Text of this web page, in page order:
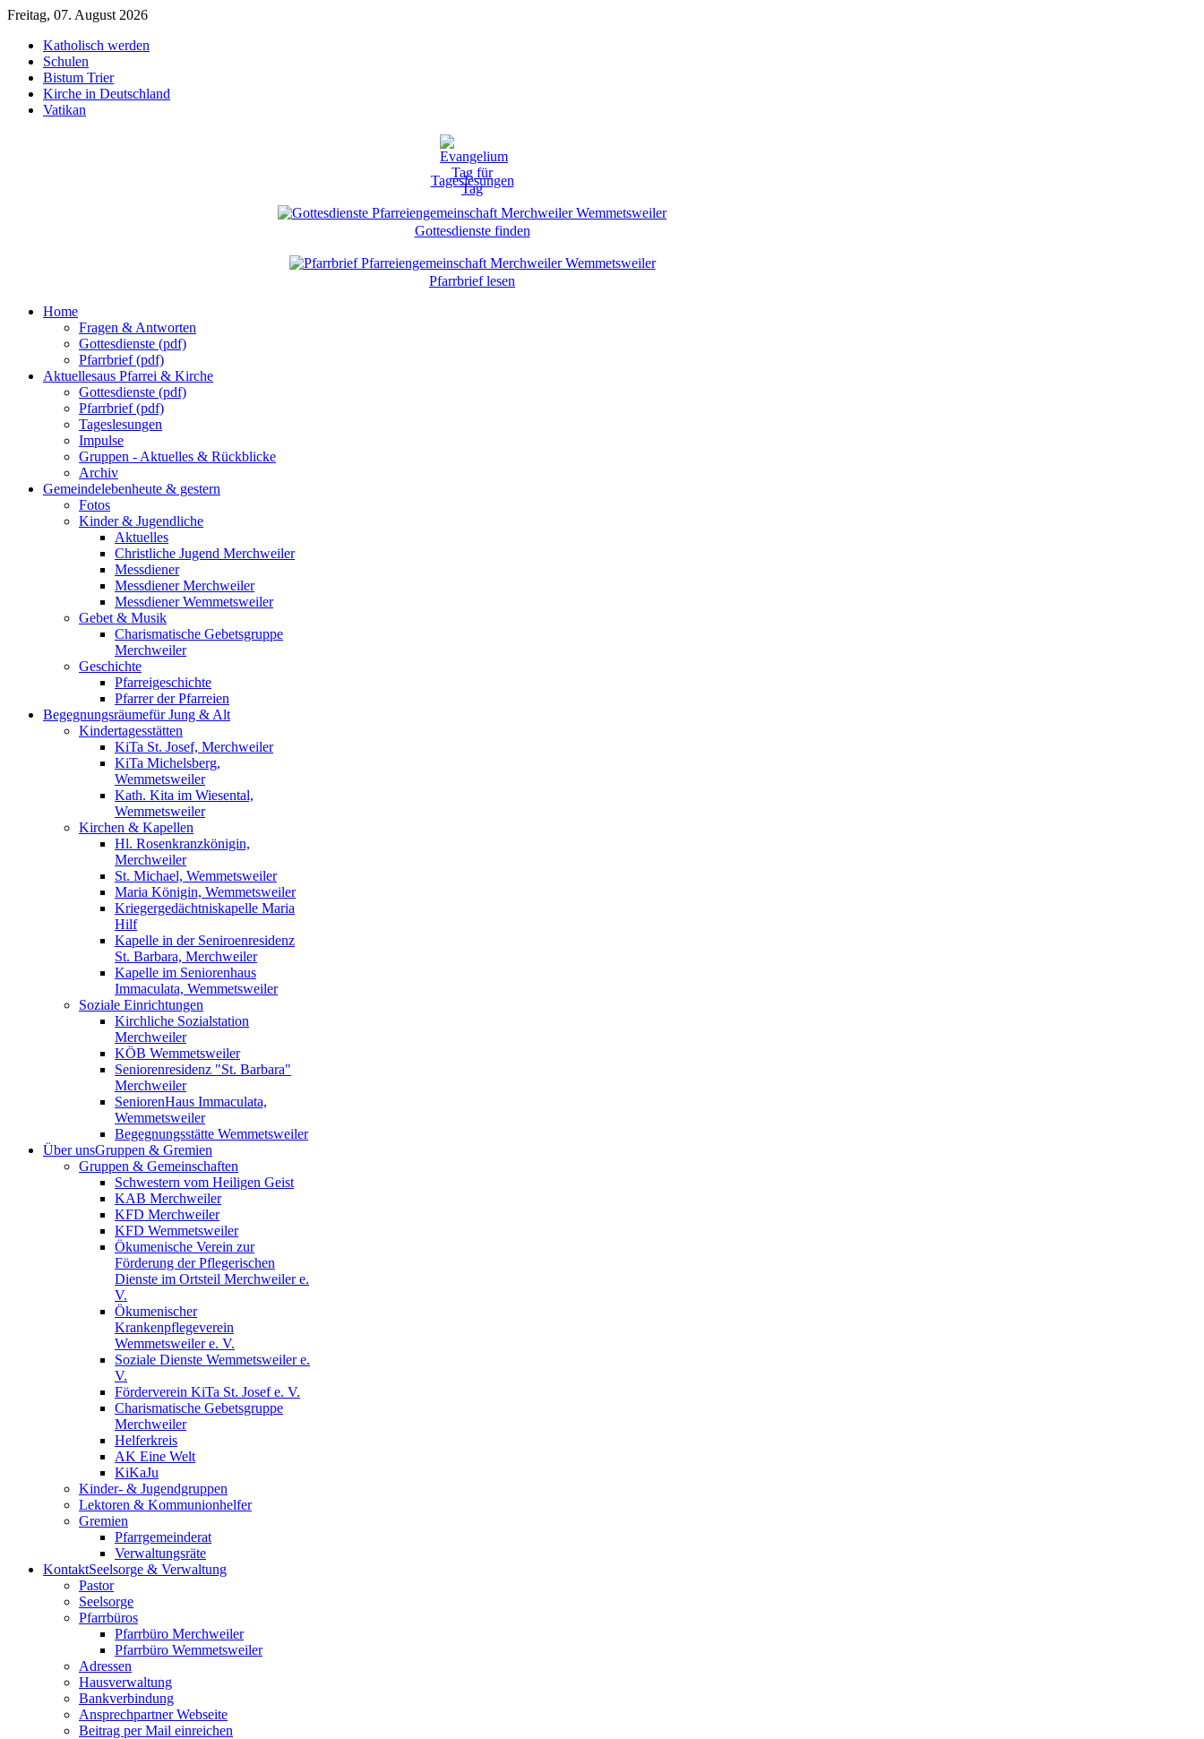
Freitag, 07. August 2026
Katholisch werden
Schulen
Bistum Trier
Kirche in Deutschland
Vatikan
Tageslesungen
Gottesdienste finden
Pfarrbrief lesen
Home
Fragen & Antworten
Gottesdienste (pdf)
Pfarrbrief (pdf)
Aktuellesaus Pfarrei & Kirche
Gottesdienste (pdf)
Pfarrbrief (pdf)
Tageslesungen
Impulse
Gruppen - Aktuelles & Rückblicke
Archiv
Gemeindelebenheute & gestern
Fotos
Kinder & Jugendliche
Aktuelles
Christliche Jugend Merchweiler
Messdiener
Messdiener Merchweiler
Messdiener Wemmetsweiler
Gebet & Musik
Charismatische Gebetsgruppe
Merchweiler
Geschichte
Pfarreigeschichte
Pfarrer der Pfarreien
Begegnungsräumefür Jung & Alt
Kindertagesstätten
KiTa St. Josef, Merchweiler
KiTa Michelsberg,
Wemmetsweiler
Kath. Kita im Wiesental,
Wemmetsweiler
Kirchen & Kapellen
Hl. Rosenkranzkönigin,
Merchweiler
St. Michael, Wemmetsweiler
Maria Königin, Wemmetsweiler
Kriegergedächtniskapelle Maria
Hilf
Kapelle in der Seniroenresidenz
St. Barbara, Merchweiler
Kapelle im Seniorenhaus
Immaculata, Wemmetsweiler
Soziale Einrichtungen
Kirchliche Sozialstation
Merchweiler
KÖB Wemmetsweiler
Seniorenresidenz "St. Barbara"
Merchweiler
SeniorenHaus Immaculata,
Wemmetsweiler
Begegnungsstätte Wemmetsweiler
Über unsGruppen & Gremien
Gruppen & Gemeinschaften
Schwestern vom Heiligen Geist
KAB Merchweiler
KFD Merchweiler
KFD Wemmetsweiler
Ökumenische Verein zur
Förderung der Pflegerischen
Dienste im Ortsteil Merchweiler e.
V.
Ökumenischer
Krankenpflegeverein
Wemmetsweiler e. V.
Soziale Dienste Wemmetsweiler e.
V.
Förderverein KiTa St. Josef e. V.
Charismatische Gebetsgruppe
Merchweiler
Helferkreis
AK Eine Welt
KiKaJu
Kinder- & Jugendgruppen
Lektoren & Kommunionhelfer
Gremien
Pfarrgemeinderat
Verwaltungsräte
KontaktSeelsorge & Verwaltung
Pastor
Seelsorge
Pfarrbüros
Pfarrbüro Merchweiler
Pfarrbüro Wemmetsweiler
Adressen
Hausverwaltung
Bankverbindung
Ansprechpartner Webseite
Beitrag per Mail einreichen